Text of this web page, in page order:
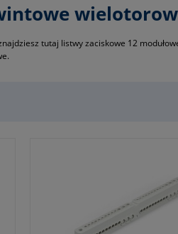
tutaj listwy zaciskowe 12